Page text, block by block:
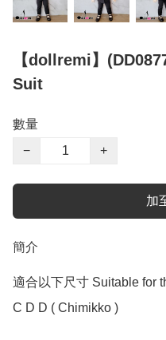
【dollremi】
Suit
數量
−
+
加
簡介
適合以下尺寸 Suitable for
C D D ( Chimikko )